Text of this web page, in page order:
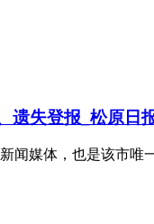
遗失登报_松原日
闻媒体，也是该市